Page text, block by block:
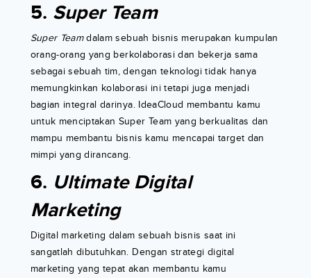
5. Super Team
Super Teamdalam sebuah bisnis merupakan kumpulan
orang-orang yang berkolaborasi dan bekerja sama
sebagai sebuah tim, dengan teknologi tidak hanya
memungkinkan kolaborasi ini tetapi juga menjadi
bagian integral darinya. IdeaCloud membantu kamu
untuk menciptakan Super Team yang berkualitas dan
mampu membantu bisnis kamu mencapai target dan
mimpi yang dirancang.
6. Ultimate Digital
Marketing
Digital marketing dalam sebuah bisnis saat ini
sangatlah dibutuhkan. Dengan strategi digital
marketing yang tepat akan membantu kamu